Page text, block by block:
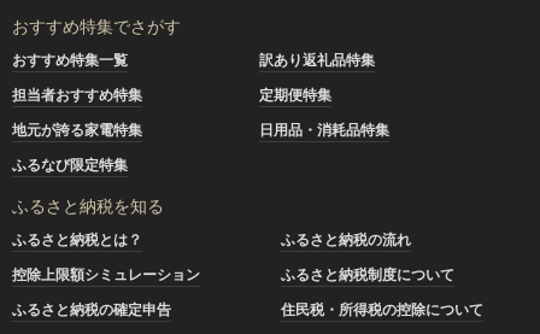
おすすめ特集でさがす
おすすめ特集一覧
訳あり返礼品特集
担当者おすすめ特集
定期便特集
地元が誇る家電特集
日用品・消耗品特集
ふるなび限定特集
ふるさと納税を知る
ふるさと納税とは？
ふるさと納税の流れ
控除上限額シミュレーション
ふるさと納税制度について
ふるさと納税の確定申告
住民税・所得税の控除について